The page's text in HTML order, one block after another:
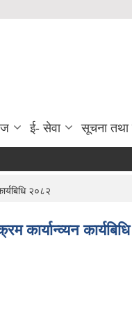
ई- सेवा सूचना तथा
२०८२
कार्यान्व्यन